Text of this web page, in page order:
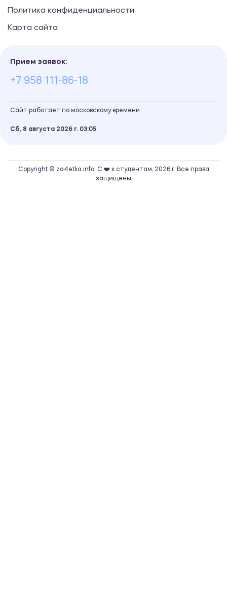
Политика конфиденциальности
Карта сайта
Прием заявок:
+7 958 111-86-18
Сайт работает по московскому времени
Сб, 8 августа 2026 г. 03 05
Copyright © za4etka.info. С ❤️ к студентам, 2026 г. Все права
защищены